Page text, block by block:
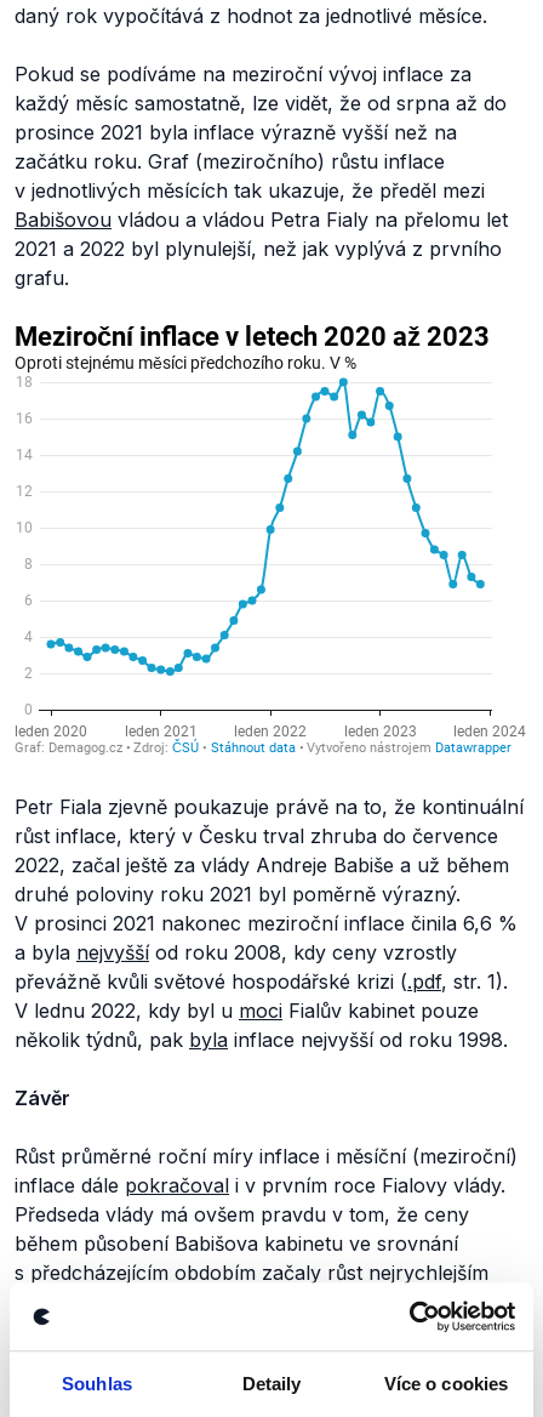
Souhlas Detaily Více o cookies
daný rok vypočítává z hodnot za jednotlivé měsíce.
Pokud se podíváme na meziroční vývoj inflace za
každý měsíc samostatně, lze vidět, že od srpna až do
prosince 2021 byla inflace výrazně vyšší než na
začátku roku. Graf (meziročního) růstu inflace
v jednotlivých měsících tak ukazuje, že předěl mezi
Babišovou vládou a vládou Petra Fialy na přelomu let
2021 a 2022 byl plynulejší, než jak vyplývá z prvního
grafu.
Petr Fiala zjevně poukazuje právě na to, že kontinuální
růst inflace, který v Česku trval zhruba do července
2022, začal ještě za vlády Andreje Babiše a už během
druhé poloviny roku 2021 byl poměrně výrazný.
V prosinci 2021 nakonec meziroční inflace činila 6,6 %
a byla nejvyššíod roku 2008, kdy ceny vzrostly
převážně kvůli světové hospodářské krizi (.pdf, str. 1).
V lednu 2022, kdy byl u moci Fialův kabinet pouze
několik týdnů, pak byla inflace nejvyšší od roku 1998.
Závěr
Růst průměrné roční míry inflace i měsíční (meziroční)
inflace dále pokračoval i v prvním roce Fialovy vlády.
Předseda vlády má ovšem pravdu v tom, že ceny
během působení Babišova kabinetu ve srovnání
s předcházejícím obdobím začaly růst nejrychlejším
tempem za posledních několik let. Vyšší byly pouze na
konci roku 1997, výrok proto hodnotíme jako pravdivý